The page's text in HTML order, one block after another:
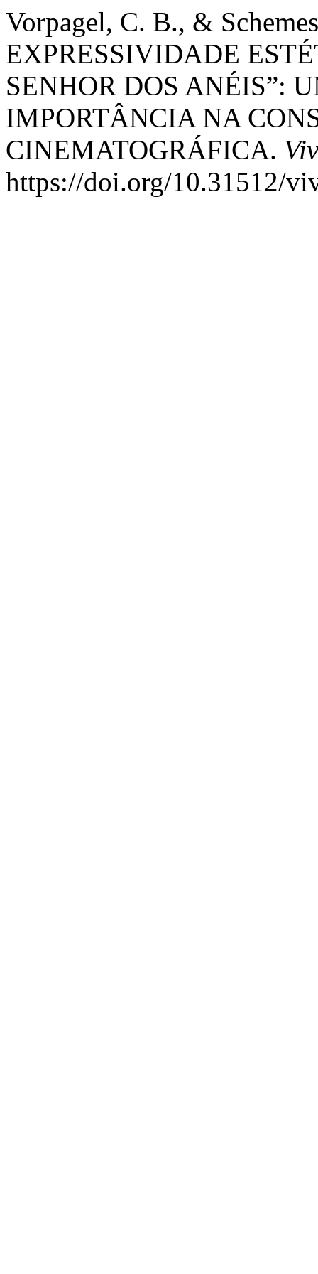
Vorpagel, C. B., &
EXPRESSIVIDADE
SENHOR DOS ANÉIS”:
IMPORTÂNCIA NA
CINEMATOGRÁFICA.
https://doi.org/10.31512/